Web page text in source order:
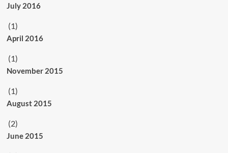
July 2016
(1)
April 2016
(1)
November 2015
(1)
August 2015
(2)
June 2015